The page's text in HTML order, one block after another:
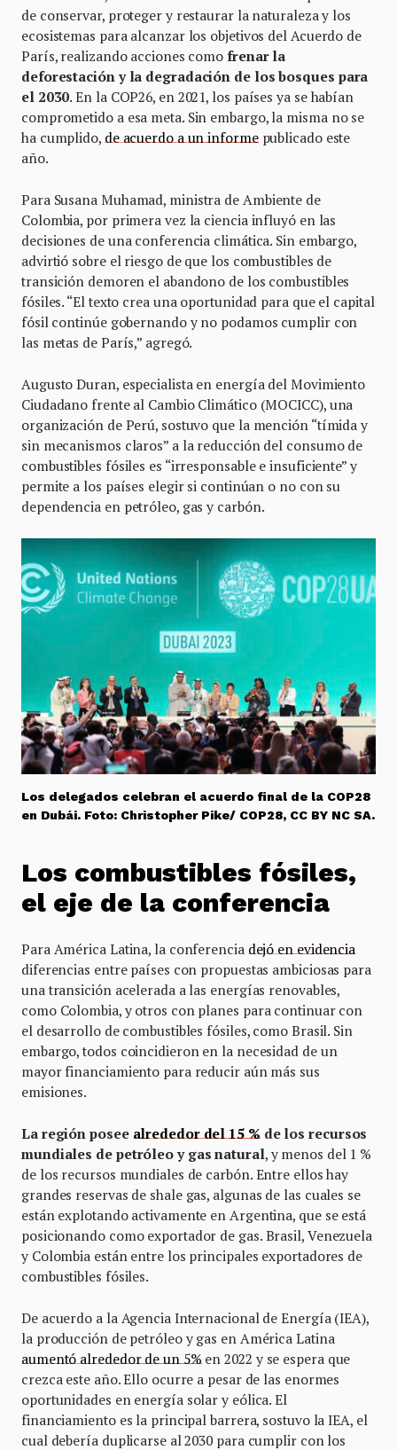
de conservar, proteger y restaurar la naturaleza y los
ecosistemas para alcanzar los objetivos del Acuerdo de
París, realizando acciones como frenar la
deforestación y la degradación de los bosques para
el 2030. En la COP26, en 2021, los países ya se habían
comprometido a esa meta. Sin embargo, la misma no se
ha cumplido, de acuerdo a un informepublicado este
año.
Para Susana Muhamad, ministra de Ambiente de
Colombia, por primera vez la ciencia influyó en las
decisiones de una conferencia climática. Sin embargo,
advirtió sobre el riesgo de que los combustibles de
transición demoren el abandono de los combustibles
fósiles. “El texto crea una oportunidad para que el capital
fósil continúe gobernando y no podamos cumplir con
las metas de París,” agregó.
Augusto Duran, especialista en energía del Movimiento
Ciudadano frente al Cambio Climático (MOCICC), una
organización de Perú, sostuvo que la mención “tímida y
sin mecanismos claros” a la reducción del consumo de
combustibles fósiles es “irresponsable e insuficiente” y
permite a los países elegir si continúan o no con su
dependencia en petróleo, gas y carbón.
Los delegados celebran el acuerdo final de la COP28
en Dubái. Foto: Christopher Pike/ COP28, CC BY NC SA.
Los combustibles fósiles,
el eje de la conferencia
Para América Latina, la conferencia dejó en evidencia
diferencias entre países con propuestas ambiciosas para
una transición acelerada a las energías renovables,
como Colombia, y otros con planes para continuar con
el desarrollo de combustibles fósiles, como Brasil. Sin
embargo, todos coincidieron en la necesidad de un
mayor financiamiento para reducir aún más sus
emisiones.
La región posee alrededor del 15 % de los recursos
mundiales de petróleo y gas natural, y menos del 1 %
de los recursos mundiales de carbón. Entre ellos hay
grandes reservas de shale gas, algunas de las cuales se
están explotando activamente en Argentina, que se está
posicionando como exportador de gas. Brasil, Venezuela
y Colombia están entre los principales exportadores de
combustibles fósiles.
De acuerdo a la Agencia Internacional de Energía (IEA),
la producción de petróleo y gas en América Latina
aumentó alrededor de un 5% en 2022 y se espera que
crezca este año. Ello ocurre a pesar de las enormes
oportunidades en energía solar y eólica. El
financiamiento es la principal barrera, sostuvo la IEA, el
cual debería duplicarse al 2030 para cumplir con los